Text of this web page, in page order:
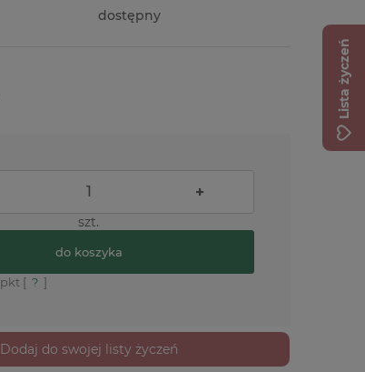
dostępny
+
szt.
do koszyka
pkt [ ? ]
Dodaj do swojej listy życzeń
Lista życzeń